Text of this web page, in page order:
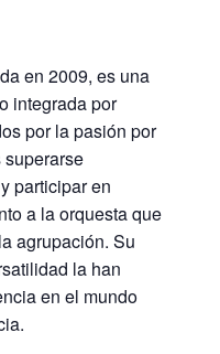
en 2009, es una
integrada por
por la pasión por
participar en
a la orquesta que
agrupación. Su
la han
en el mundo